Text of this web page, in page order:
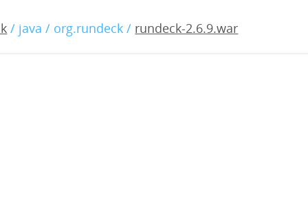
/ java / org.rundeck / rundeck-2.6.9.war